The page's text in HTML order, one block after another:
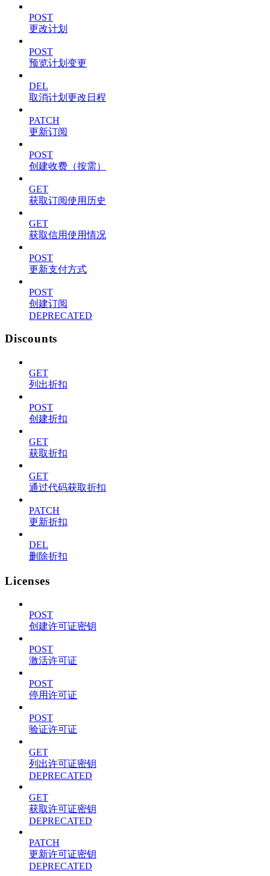
POST
更改计划
POST
预览计划变更
DEL
取消计划更改日程
PATCH
更新订阅
POST
创建收费（按需）
GET
获取订阅使用历史
GET
获取信用使用情况
POST
更新支付方式
POST
创建订阅
DEPRECATED
Discounts
GET
列出折扣
POST
创建折扣
GET
获取折扣
GET
通过代码获取折扣
PATCH
更新折扣
DEL
删除折扣
Licenses
POST
创建许可证密钥
POST
激活许可证
POST
停用许可证
POST
验证许可证
GET
列出许可证密钥
DEPRECATED
GET
获取许可证密钥
DEPRECATED
PATCH
更新许可证密钥
DEPRECATED